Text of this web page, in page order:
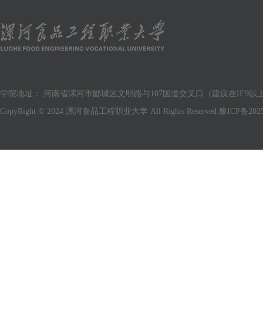
学院地址： 河南省漯河市郾城区文明路与107国道交叉口（建议在IE9以
CopyRight © 2024 漯河食品工程职业大学 All Rights Reserved. 豫ICP备